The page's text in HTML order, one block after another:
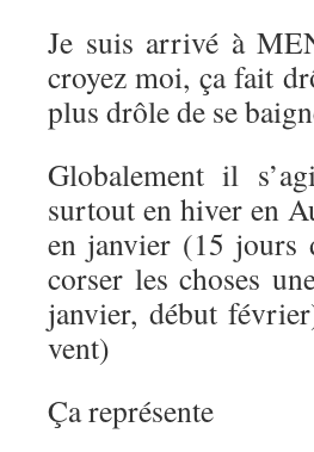
Je suis arrivé à
croyez moi, ça fait
plus drôle de se
Globalement il
surtout en hiver en
en janvier (15 jours
corser les choses
janvier, début
vent)
Ça représente